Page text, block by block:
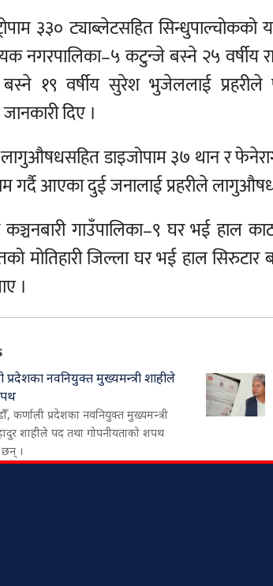
३३० ट्याब्लेटसहित सिन्धुपाल्चोकको
नगरपालिका–५ कटुन्जे बस्ने २५ वर्षीय
१९ वर्षीय सुरेश भुजेललाई प्रहरीले
दिए ।
लागुऔषधसहित डाइजोपाम ३७ थान र
गर्दै आएका दुई जनालाई प्रहरीले
कञ्चनबारी गाउँपालिका–९ घर भई हाल
मोतिहारी जिल्ला घर भई हाल सिरुटार
।
प्रदेशका नवनियुक्त मुख्यमन्त्री शाहीले
कर्णाली प्रदेशका नवनियुक्त मुख्यमन्त्री
शाहीले पद तथा गोपनीयताको शपथ
।